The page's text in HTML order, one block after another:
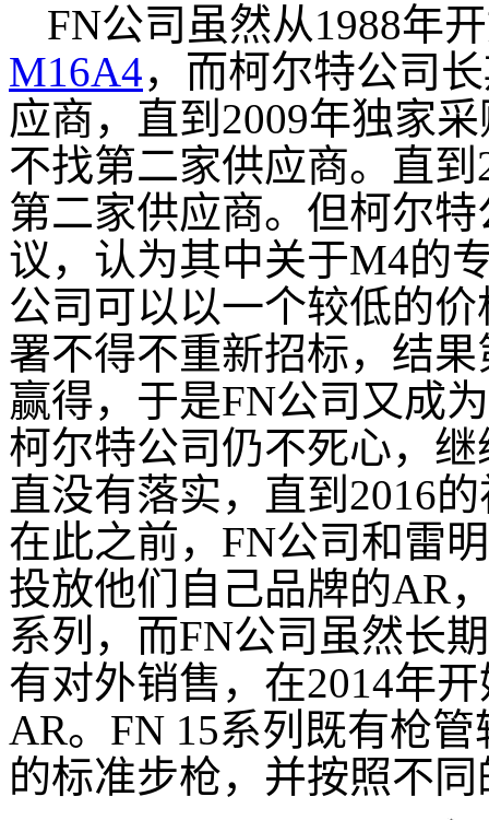
FN公司虽然从1988年
M16A4，而柯尔特公司
应商，直到2009年独家
不找第二家供应商。直
第二家供应商。但柯尔
议，认为其中关于M4的
公司可以以一个较低的
署不得不重新招标，结
赢得，于是FN公司又成
柯尔特公司仍不死心，
直没有落实，直到2016
在此之前， FN公司和雷
投放他们自己品牌的AR
系列，而FN公司虽然长
有对外销售，在2014年
AR。 FN 15系列既有枪
的标准步枪，并按照不